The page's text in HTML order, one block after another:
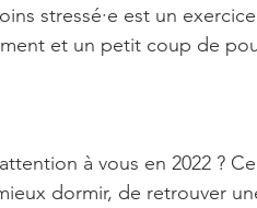
stressé·e est un
et un petit coup de
à vous en 2022 ?
dormir, de retrouver